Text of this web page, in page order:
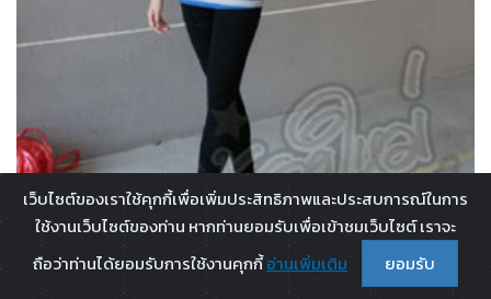
เว็บไซต์ของเราใช้คุกกี้เพื่อเพิ่มประสิทธิภาพและประสบการณ์ในการ
ใช้งานเว็บไซต์ของท่าน หากท่านยอมรับเพื่อเข้าชมเว็บไซต์ เราจะ
ถือว่าท่านได้ยอมรับการใช้งานคุกกี้อ่านเพิ่มเติม ยอมรับ